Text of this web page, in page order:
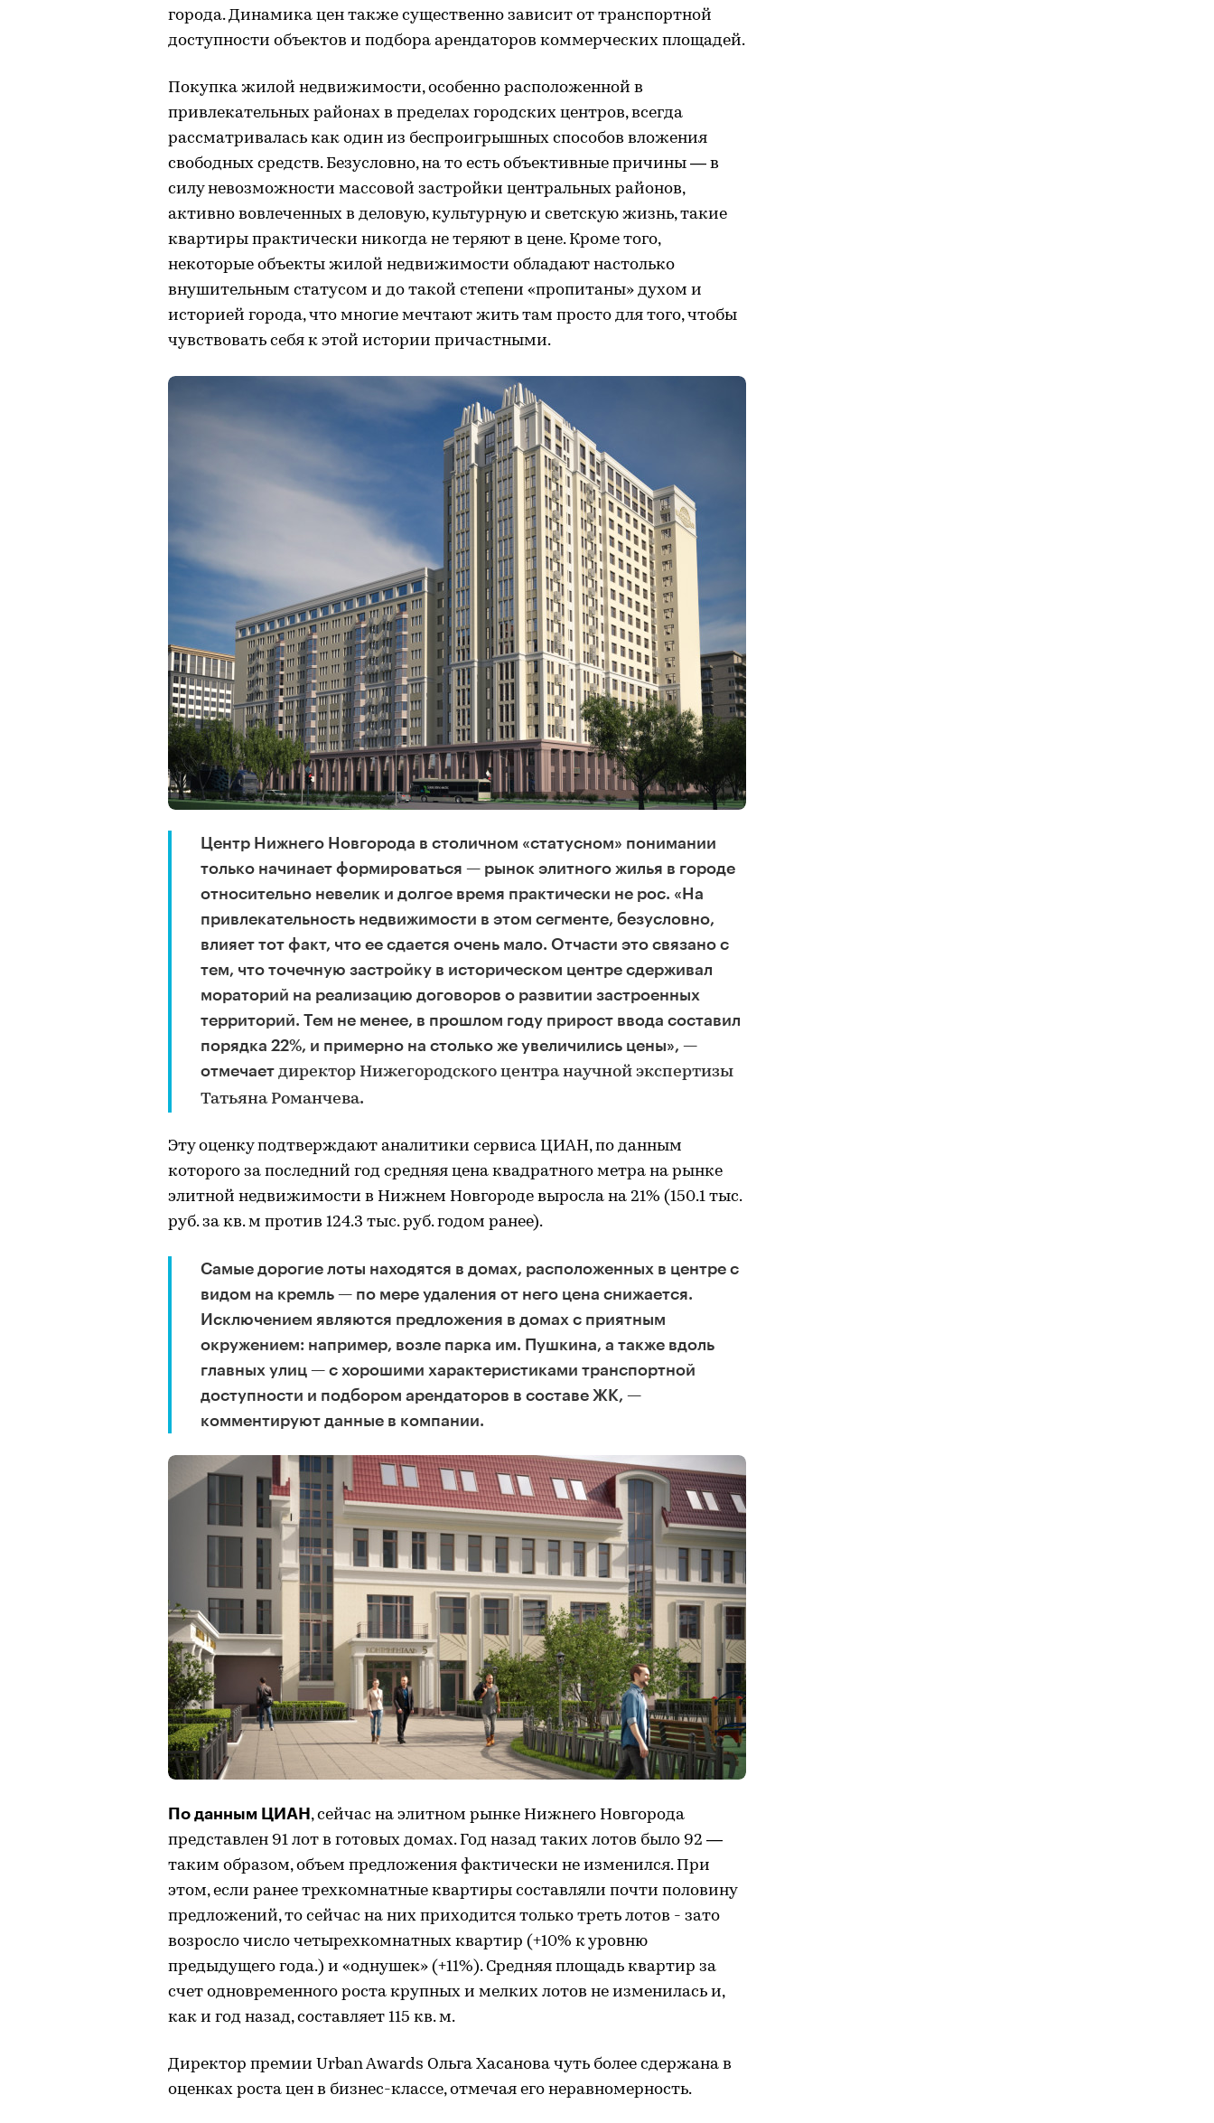
города. Динамика цен также существенно зависит от транспортной
доступности объектов и подбора арендаторов коммерческих площадей.
Покупка жилой недвижимости, особенно расположенной в
привлекательных районах в пределах городских центров, всегда
рассматривалась как один из беспроигрышных способов вложения
свободных средств. Безусловно, на то есть объективные причины — в
силу невозможности массовой застройки центральных районов,
активно вовлеченных в деловую, культурную и светскую жизнь, такие
квартиры практически никогда не теряют в цене. Кроме того,
некоторые объекты жилой недвижимости обладают настолько
внушительным статусом и до такой степени «пропитаны» духом и
историей города, что многие мечтают жить там просто для того, чтобы
чувствовать себя к этой истории причастными.
Центр Нижнего Новгорода в столичном «статусном» понимании
только начинает формироваться — рынок элитного жилья в городе
относительно невелик и долгое время практически не рос. «На
привлекательность недвижимости в этом сегменте, безусловно,
влияет тот факт, что ее сдается очень мало. Отчасти это связано с
тем, что точечную застройку в историческом центре сдерживал
мораторий на реализацию договоров о развитии застроенных
территорий. Тем не менее, в прошлом году прирост ввода составил
порядка 22%, и примерно на столько же увеличились цены», —
отмечает директор Нижегородского центра научной экспертизы
Татьяна Романчева.
Эту оценку подтверждают аналитики сервиса ЦИАН, по данным
которого за последний год средняя цена квадратного метра на рынке
элитной недвижимости в Нижнем Новгороде выросла на 21% (150.1 тыс.
руб. за кв. м против 124.3 тыс. руб. годом ранее).
Самые дорогие лоты находятся в домах, расположенных в центре с
видом на кремль — по мере удаления от него цена снижается.
Исключением являются предложения в домах с приятным
окружением: например, возле парка им. Пушкина, а также вдоль
главных улиц — с хорошими характеристиками транспортной
доступности и подбором арендаторов в составе ЖК, —
комментируют данные в компании.
По данным ЦИАН , сейчас на элитном рынке Нижнего Новгорода
представлен 91 лот в готовых домах. Год назад таких лотов было 92 —
таким образом, объем предложения фактически не изменился. При
этом, если ранее трехкомнатные квартиры составляли почти половину
предложений, то сейчас на них приходится только треть лотов - зато
возросло число четырехкомнатных квартир (+10% к уровню
предыдущего года.) и «однушек» (+11%). Средняя площадь квартир за
счет одновременного роста крупных и мелких лотов не изменилась и,
как и год назад, составляет 115 кв. м.
Директор премии Urban Awards Ольга Хасанова чуть более сдержана в
оценках роста цен в бизнес-классе, отмечая его неравномерность.